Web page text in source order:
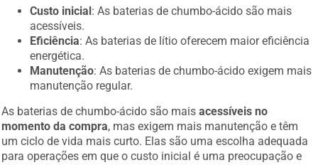
Custo inicial: As baterias de chumbo-ácido são mais
acessíveis.
Eficiência: As baterias de lítio oferecem maior eficiência
energética.
Manutenção: As baterias de chumbo-ácido exigem mais
manutenção regular.
As baterias de chumbo-ácido são maisacessíveis no
momento da compra, mas exigem mais manutenção e têm
um ciclo de vida mais curto. Elas são uma escolha adequada
para operações em que o custo inicial é uma preocupação e